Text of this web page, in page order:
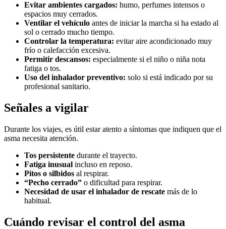
Evitar ambientes cargados: humo, perfumes intensos o
espacios muy cerrados.
Ventilar el vehículo antes de iniciar la marcha si ha estado al
sol o cerrado mucho tiempo.
Controlar la temperatura: evitar aire acondicionado muy
frío o calefacción excesiva.
Permitir descansos: especialmente si el niño o niña nota
fatiga o tos.
Uso del inhalador preventivo: solo si está indicado por su
profesional sanitario.
Señales a vigilar
Durante los viajes, es útil estar atento a síntomas que indiquen que el
asma necesita atención.
Tos persistente durante el trayecto.
Fatiga inusual incluso en reposo.
Pitos o silbidos al respirar.
“Pecho cerrado” o dificultad para respirar.
Necesidad de usar el inhalador de rescate más de lo
habitual.
Cuándo revisar el control del asma